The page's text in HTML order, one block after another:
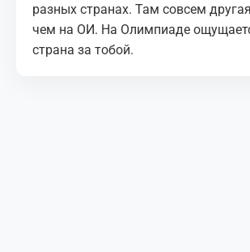
разных странах. Там совсем
чем на ОИ. На Олимпиаде
страна за тобой.